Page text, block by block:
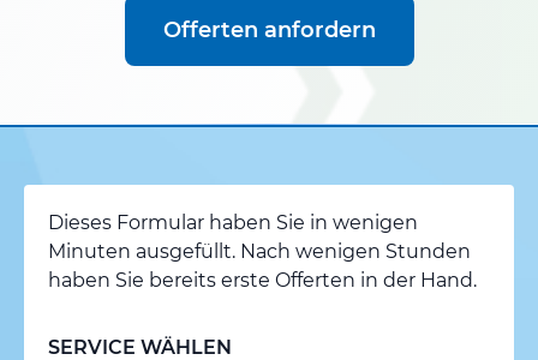
Offerten anfordern
Dieses Formular haben Sie in wenigen
Minuten ausgefüllt. Nach wenigen Stunden
haben Sie bereits erste Offerten in der Hand.
SERVICE WÄHLEN